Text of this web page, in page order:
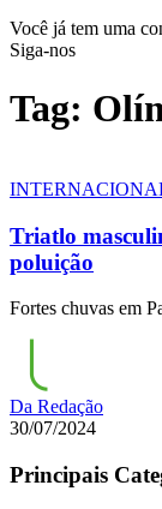
Você já tem uma
Siga-nos
Tag:
Triatlo
poluição
Fortes chuvas em
Da Redação
30/07/2024
Principais